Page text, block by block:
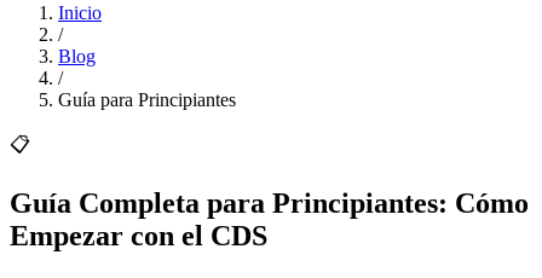
Inicio
/
Blog
/
Guía para Principiantes
📋
Guía Completa para Principiantes: Cómo
Empezar con el CDS